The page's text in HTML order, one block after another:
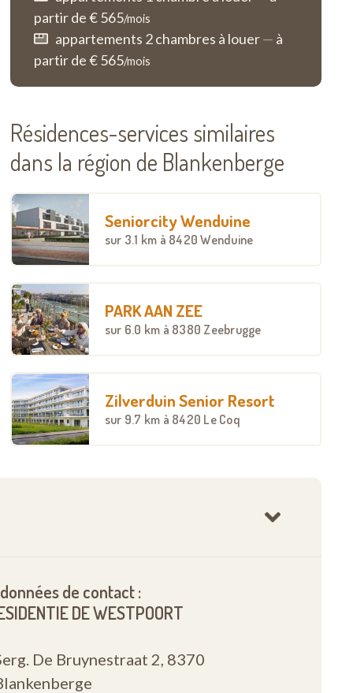
partir de € 565/mois
appartements 2 chambres à louer— à
partir de € 565/mois
Résidences-services similaires
dans la région de Blankenberge
Seniorcity Wenduine
sur 3.1 km à 8420 Wenduine
PARK AAN ZEE
sur 6.0 km à 8380 Zeebrugge
Zilverduin Senior Resort
sur 9.7 km à 8420 Le Coq
de contact :
DE WESTPOORT
De Bruynestraat 2, 8370